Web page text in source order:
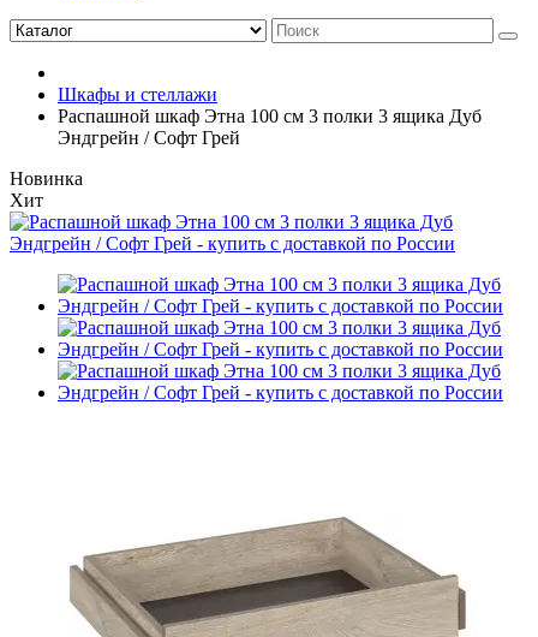
Шкафы и стеллажи
Распашной шкаф Этна 100 см 3 полки 3 ящика Дуб
Эндгрейн / Софт Грей
Новинка
Хит